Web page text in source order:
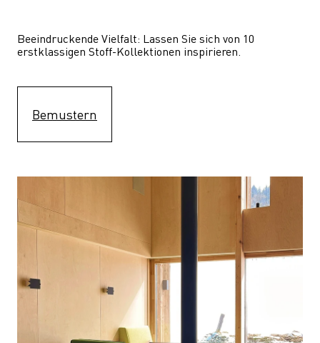
Beeindruckende Vielfalt: Lassen Sie sich von 10
erstklassigen Stoff-Kollektionen inspirieren.
Bemustern